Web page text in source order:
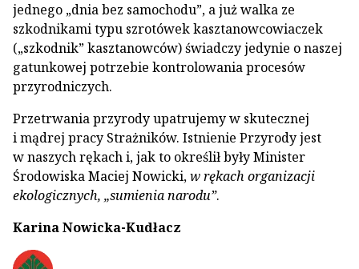
jednego „dnia bez samochodu”, a już walka ze
szkodnikami typu szrotówek kasztanowcowiaczek
(„szkodnik” kasztanowców) świadczy jedynie o naszej
gatunkowej potrzebie kontrolowania procesów
przyrodniczych.
Przetrwania przyrody upatrujemy w skutecznej
i mądrej pracy Strażników. Istnienie Przyrody jest
w naszych rękach i, jak to określił były Minister
Środowiska Maciej Nowicki,w rękach organizacji
ekologicznych, „sumienia narodu”.
Karina Nowicka-Kudłacz